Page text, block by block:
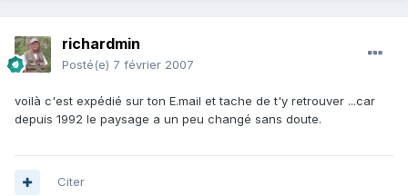
richardmin
Posté(e) 7 février 2007
voilà c'est expédié sur ton E.mail et tache de t'y retrouver ...car
depuis 1992 le paysage a un peu changé sans doute.
Citer